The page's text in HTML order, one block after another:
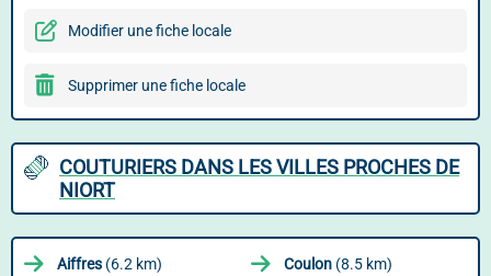
Modifier une fiche locale
Supprimer une fiche locale
COUTURIERS DANS LES VILLES PROCHES DE
NIORT
Aiffres (6.2 km) Coulon (8.5 km)